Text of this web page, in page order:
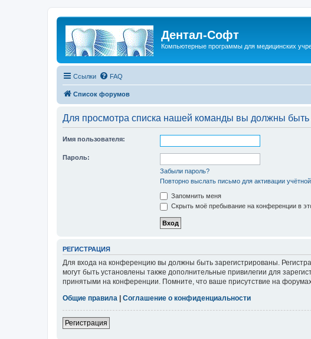
Дентал-Софт
Компьютерные программы для медицинских
Ссылки FAQ
Список форумов
Для просмотра списка нашей команды вы должны быть
Имя пользователя:
Пароль:
Забыли пароль?
Повторно выслать письмо для активации
Запомнить меня
Скрыть моё пребывание на конференции в
РЕГИСТРАЦИЯ
Для входа на конференцию вы должны быть зарегистрированы.
могут быть установлены также дополнительные привилегии для
принятыми на конференции. Помните, что ваше присутствие на
Общие правила
Соглашение о конфиденциальности
Регистрация